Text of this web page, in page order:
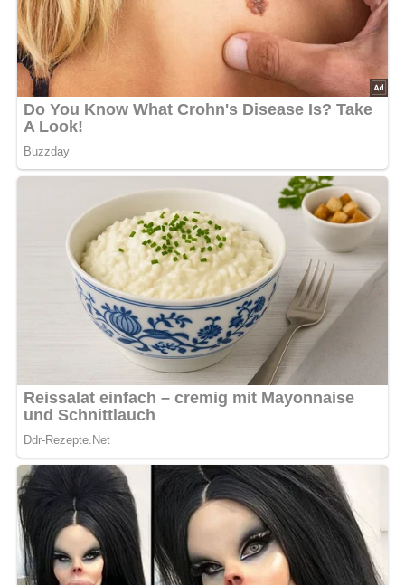
bringen.
Nach: Kochkunst: Lukullisches von A bis Z.- 3. Aufl., Verlag für die Frau, 1986, Leipzig, DDR
5/5 (2 Bewertung)